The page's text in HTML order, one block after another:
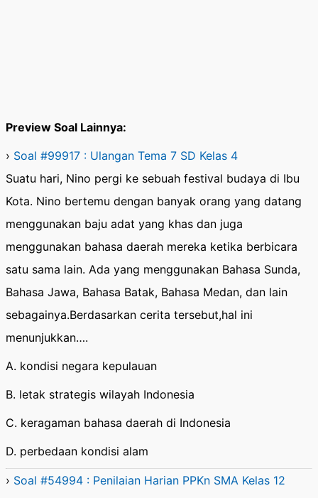
Preview Soal Lainnya:
› Soal #99917 : Ulangan Tema 7 SD Kelas 4
Suatu hari, Nino pergi ke sebuah festival budaya di Ibu
Kota. Nino bertemu dengan banyak orang yang datang
menggunakan baju adat yang khas dan juga
menggunakan bahasa daerah mereka ketika berbicara
satu sama lain. Ada yang menggunakan Bahasa Sunda,
Bahasa Jawa, Bahasa Batak, Bahasa Medan, dan lain
sebagainya.Berdasarkan cerita tersebut,hal ini
menunjukkan….
A. kondisi negara kepulauan
B. letak strategis wilayah Indonesia
C. keragaman bahasa daerah di Indonesia
D. perbedaan kondisi alam
› Soal #54994 : Penilaian Harian PPKn SMA Kelas 12